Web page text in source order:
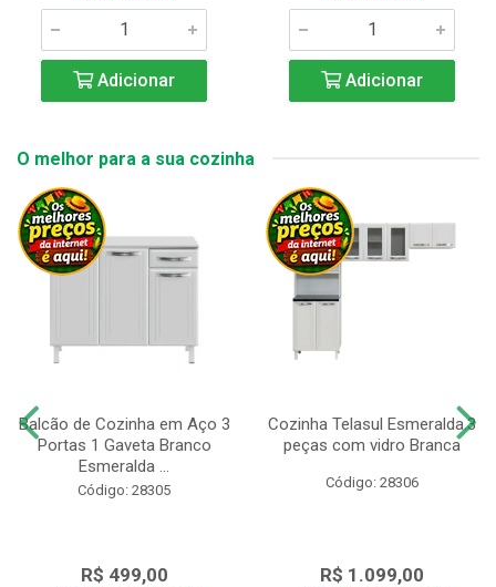
Adicionar Adicionar
O melhor para a sua cozinha
Balcão de Cozinha em Aço 3
Portas 1 Gaveta Branco
Esmeralda ...
Código: 28305
R$ 499,00
Cozinha Telasul Esmeralda.3
peças com vidro Branca
Código: 28306
R$ 1.099,00